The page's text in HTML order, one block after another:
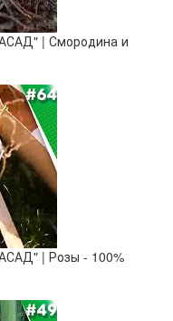
| Смородина и
| Розы - 100%